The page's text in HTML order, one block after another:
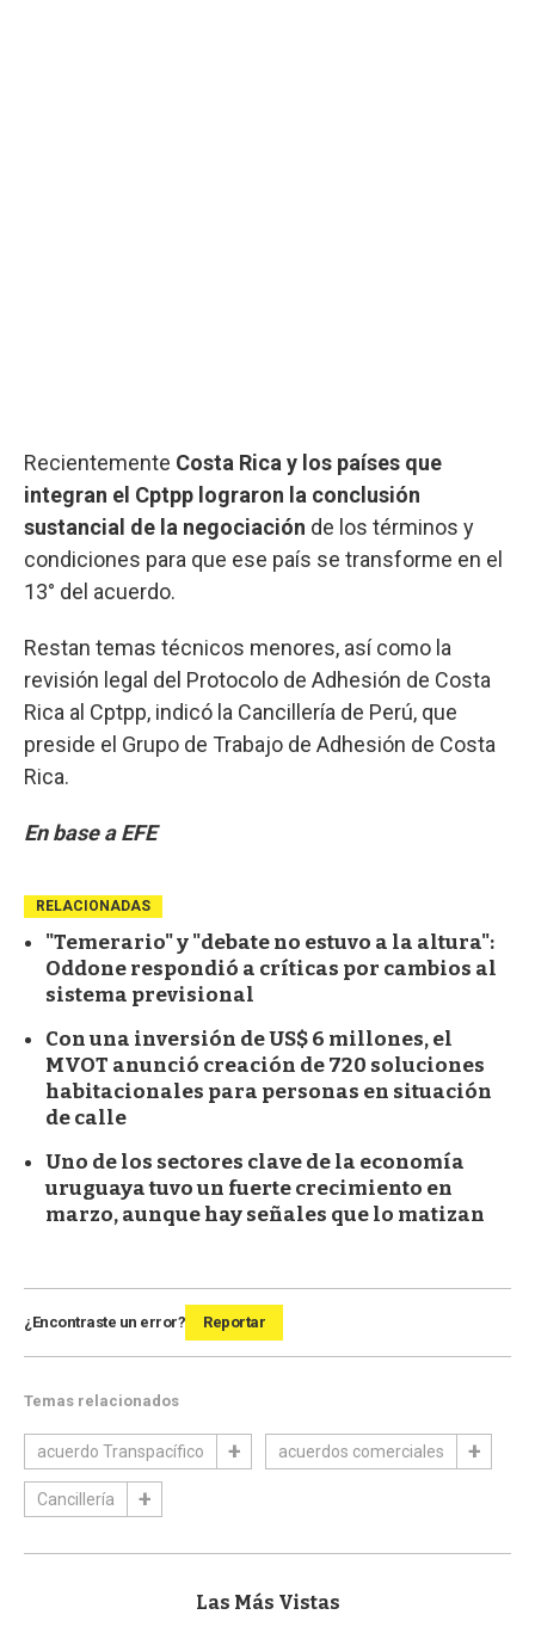
Recientemente Costa Rica y los países que
integran el Cptpp lograron la conclusión
sustancial de la negociación de los términos y
condiciones para que ese país se transforme en el
13° del acuerdo.
Restan temas técnicos menores, así como la
revisión legal del Protocolo de Adhesión de Costa
Rica al Cptpp, indicó la Cancillería de Perú, que
preside el Grupo de Trabajo de Adhesión de Costa
Rica.
En base a EFE
RELACIONADAS
"Temerario" y "debate no estuvo a la altura":
Oddone respondió a críticas por cambios al
sistema previsional
Con una inversión de US$ 6 millones, el
MVOT anunció creación de 720 soluciones
habitacionales para personas en situación
de calle
Uno de los sectores clave de la economía
uruguaya tuvo un fuerte crecimiento en
marzo, aunque hay señales que lo matizan
¿Encontraste un error? Reportar
Temas relacionados
acuerdo Transpacífico acuerdos comerciales
Cancillería
Las Más Vistas